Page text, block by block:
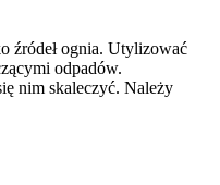
źródeł ognia. Utylizować
odpadów.
nim skaleczyć. Należy